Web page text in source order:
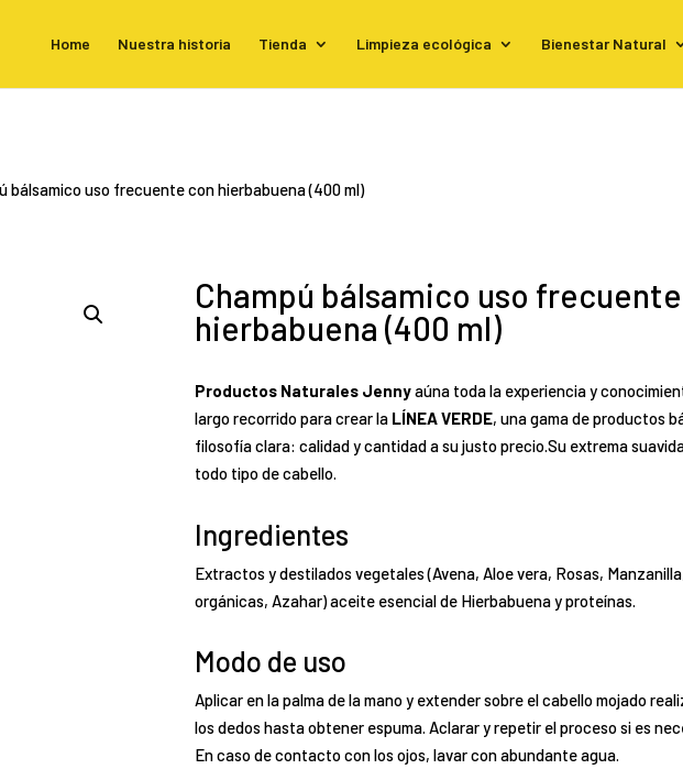
Home Nuestra historia Tienda Limpieza ecológica Bienestar Natural
bálsamico uso frecuente con hierbabuena (400 ml)
Champú bálsamico uso
hierbabuena (400 ml)
Productos Naturales Jennyaúna toda la experiencia y
largo recorrido para crear la LÍNEA VERDE, una gama de productos
filosofía clara: calidad y cantidad a su justo precio.Su extrema
todo tipo de cabello.
Ingredientes
Extractos y destilados vegetales (Avena, Aloe vera, Rosas,
orgánicas, Azahar) aceite esencial de Hierbabuena y proteínas.
Modo de uso
Aplicar en la palma de la mano y extender sobre el cabello mojado
los dedos hasta obtener espuma. Aclarar y repetir el proceso si es
En caso de contacto con los ojos, lavar con abundante agua.